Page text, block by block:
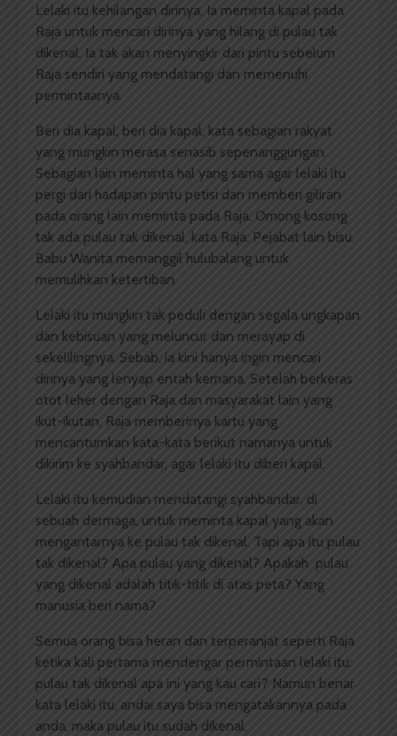
Lelaki itu kehilangan dirinya. Ia meminta kapal pada
Raja untuk mencari dirinya yang hilang di pulau tak
dikenal. Ia tak akan menyingkir dari pintu sebelum
Raja sendiri yang mendatangi dan memenuhi
permintaanya.
Beri dia kapal, beri dia kapal, kata sebagian rakyat
yang mungkin merasa senasib sepenanggungan.
Sebagian lain meminta hal yang sama agar lelaki itu
pergi dari hadapan pintu petisi dan memberi giliran
pada orang lain meminta pada Raja. Omong kosong
tak ada pulau tak dikenal, kata Raja. Pejabat lain bisu.
Babu Wanita memanggil hulubalang untuk
memulihkan ketertiban.
Lelaki itu mungkin tak peduli dengan segala ungkapan
dan kebisuan yang meluncur dan merayap di
sekelilingnya. Sebab, ia kini hanya ingin mencari
dirinya yang lenyap entah kemana. Setelah berkeras
otot leher dengan Raja dan masyarakat lain yang
ikut-ikutan, Raja memberinya kartu yang
mencantumkan kata-kata berikut namanya untuk
dikirim ke syahbandar, agar lelaki itu diberi kapal.
Lelaki itu kemudian mendatangi syahbandar, di
sebuah dermaga, untuk meminta kapal yang akan
mengantarnya ke pulau tak dikenal. Tapi apa itu pulau
tak dikenal? Apa pulau yang dikenal? Apakah pulau
yang dikenal adalah titik-titik di atas peta? Yang
manusia beri nama?
Semua orang bisa heran dan terperanjat seperti Raja
ketika kali pertama mendengar permintaan lelaki itu:
pulau tak dikenal apa ini yang kau cari? Namun benar
kata lelaki itu, andai saya bisa mengatakannya pada
anda, maka pulau itu sudah dikenal.